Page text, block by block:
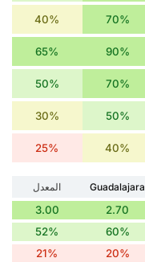
70%
40%
90%
65%
70%
50%
50%
30%
40%
25%
Guadalajara
المعدل
2.70
3.00
60%
52%
20%
21%